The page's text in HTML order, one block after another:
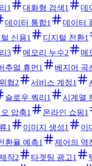
1 대화형 검색1 데
데이터 통합1 데이터
신용1 디지털 전환1
3 메모리 누수2 메
추얼 휴먼 1 베지어 곡
협2 서비스 계정1
슬로우 쿼리 1 시계열
압축1 온라인 쇼핑1
1 이미지 생성1 이
환율 예측1 제어의 역
작2 타겟팅 광고1